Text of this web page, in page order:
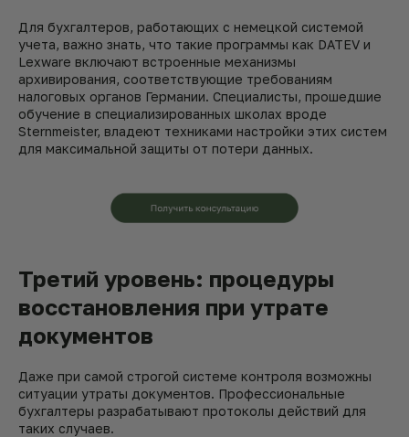
Для бухгалтеров, работающих с немецкой системой
учета, важно знать, что такие программы как DATEV и
Lexware включают встроенные механизмы
архивирования, соответствующие требованиям
налоговых органов Германии. Специалисты, прошедшие
обучение в специализированных школах вроде
Sternmeister, владеют техниками настройки этих систем
для максимальной защиты от потери данных.
Третий уровень: процедуры
восстановления при утрате
документов
Даже при самой строгой системе контроля возможны
ситуации утраты документов. Профессиональные
бухгалтеры разрабатывают протоколы действий для
таких случаев.